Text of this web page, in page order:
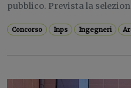
pubblico. Prevista la
Concorso Inps Ingegneri